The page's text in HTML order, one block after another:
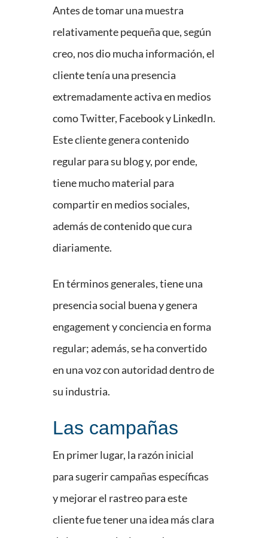
Antes de tomar una muestra
relativamente pequeña que, según
creo, nos dio mucha información, el
cliente tenía una presencia
extremadamente activa en medios
como Twitter, Facebook y LinkedIn.
Este cliente genera contenido
regular para su blog y, por ende,
tiene mucho material para
compartir en medios sociales,
además de contenido que cura
diariamente.
En términos generales, tiene una
presencia social buena y genera
engagement y conciencia en forma
regular; además, se ha convertido
en una voz con autoridad dentro de
su industria.
Las campañas
En primer lugar, la razón inicial
para sugerir campañas específicas
y mejorar el rastreo para este
cliente fue tener una idea más clara